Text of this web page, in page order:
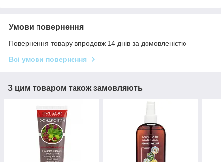
Умови повернення
Повернення товару впродовж 14 днів за домовленістю
Всі умови повернення
З цим товаром також замовляють